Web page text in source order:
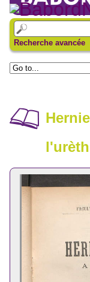
Recherche avancée